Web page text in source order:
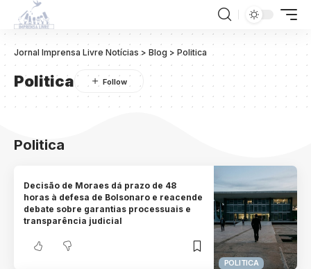
Jornal Imprensa Livre Notícias> Blog > Politica
Politica
Politica
POLITICA
Decisão de Moraes dá prazo de 48
horas à defesa de Bolsonaro e reacende
debate sobre garantias processuais e
transparência judicial